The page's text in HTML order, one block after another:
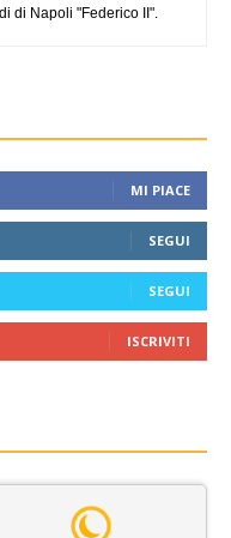
di Napoli "Federico II".
MI PIACE
SEGUI
SEGUI
ISCRIVITI